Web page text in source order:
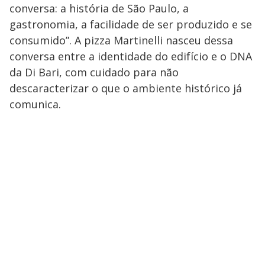
conversa: a história de São Paulo, a
gastronomia, a facilidade de ser produzido e se
consumido”. A pizza Martinelli nasceu dessa
conversa entre a identidade do edifício e o DNA
da Di Bari, com cuidado para não
descaracterizar o que o ambiente histórico já
comunica.